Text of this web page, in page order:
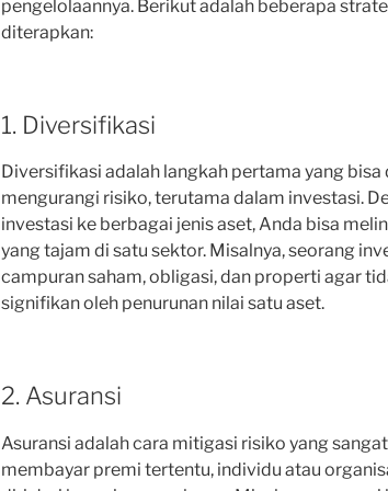
pengelolaannya. Berikut adalah beberapa
diterapkan:
1. Diversifikasi
Diversifikasi adalah langkah pertama yang
mengurangi risiko, terutama dalam investasi.
investasi ke berbagai jenis aset, Anda bisa
yang tajam di satu sektor. Misalnya, seorang
campuran saham, obligasi, dan properti agar
signifikan oleh penurunan nilai satu aset.
2. Asuransi
Asuransi adalah cara mitigasi risiko yang
membayar premi tertentu, individu atau